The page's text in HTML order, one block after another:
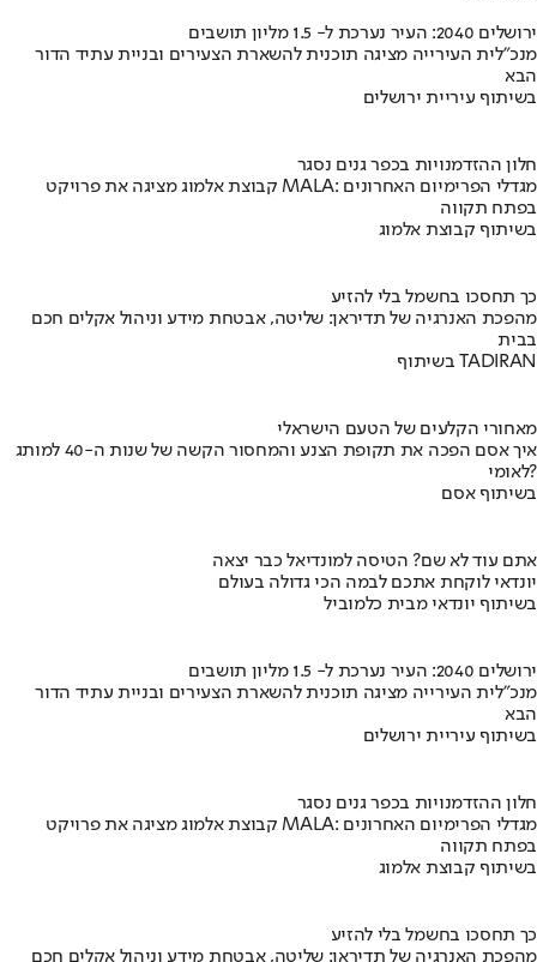
ירושלים 2040: העיר נערכת ל- 1.5 מליון תושבים
מנכ"לית העירייה מציגה תוכנית להשארת הצעירים ובניית עתיד הדור
הבא
בשיתוף עיריית ירושלים
חלון ההזדמנויות בכפר גנים נסגר
קבוצת אלמוג מציגה את פרויקט MALA: מגדלי הפרימיום האחרונים
בפתח תקווה
בשיתוף קבוצת אלמוג
כך תחסכו בחשמל בלי להזיע
מהפכת האנרגיה של תדיראן: שליטה, אבטחת מידע וניהול אקלים חכם
בבית
בשיתוף TADIRAN
מאחורי הקלעים של הטעם הישראלי
איך אסם הפכה את תקופת הצנע והמחסור הקשה של שנות ה-40 למותג
לאומי?
בשיתוף אסם
אתם עוד לא שם? הטיסה למונדיאל כבר יצאה
יונדאי לוקחת אתכם לבמה הכי גדולה בעולם
בשיתוף יונדאי מבית כלמוביל
ירושלים 2040: העיר נערכת ל- 1.5 מליון תושבים
מנכ"לית העירייה מציגה תוכנית להשארת הצעירים ובניית עתיד הדור
הבא
בשיתוף עיריית ירושלים
חלון ההזדמנויות בכפר גנים נסגר
קבוצת אלמוג מציגה את פרויקט MALA: מגדלי הפרימיום האחרונים
בפתח תקווה
בשיתוף קבוצת אלמוג
כך תחסכו בחשמל בלי להזיע
מהפכת האנרגיה של תדיראן: שליטה, אבטחת מידע וניהול אקלים חכם